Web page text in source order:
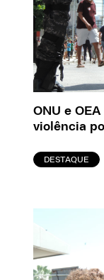
ONU e
violência
DESTAQUE